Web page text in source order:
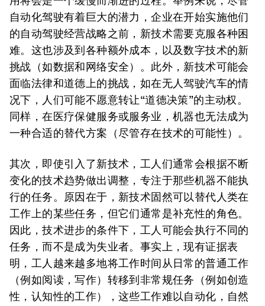
自动化驾驶有着巨大的潜力，企业在开始实施他们
的自动驾驶经营战略之前，新技术需要克服各种困
难。这也涉及到各种额外成本，以及数字技术的新
挑战（如数据和网络安全）。此外，新技术可能会
面临法律和道德上的挑战，如在无人驾驶汽车的情
况下，人们可能不愿意转让“道德决策”的主动权。
同样，在医疗保健服务或服务业，机器也无法成为
一种合适的替代方案（尽管存在技术的可能性）。
其次，即使引入了新技术，工人们通常会根据不断
变化的技术趋势做出调整，专注于那些机器不能执
行的任务。原因在于，新技术固然可以替代人类在
工作上的某些任务，但它们通常是补充性的角色。
因此，技术进步的条件下，工人可能会执行不同的
任务，而不是成为失业者。事实上，现有证据表
明，工人越来越多地将工作时间从日常的普通工作
（例如阅读，写作）转移到非常规任务（例如创造
性，认知性的工作），这些工作难以自动化，自然